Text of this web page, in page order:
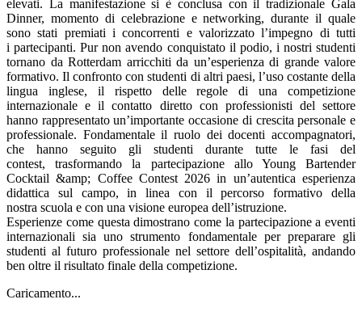
elevati. La manifestazione si è conclusa con il tradizionale Gala
Dinner, momento di celebrazione e networking, durante il quale
sono stati premiati i concorrenti e valorizzato l’impegno di tutti
i partecipanti. Pur non avendo conquistato il podio, i nostri studenti
tornano da Rotterdam arricchiti da un’esperienza di grande valore
formativo. Il confronto con studenti di altri paesi, l’uso costante della
lingua inglese, il rispetto delle regole di una competizione
internazionale e il contatto diretto con professionisti del settore
hanno rappresentato un’importante occasione di crescita personale e
professionale. Fondamentale il ruolo dei docenti accompagnatori,
che hanno seguito gli studenti durante tutte le fasi del
contest, trasformando la partecipazione allo Young Bartender
Cocktail &amp; Coffee Contest 2026 in un’autentica esperienza
didattica sul campo, in linea con il percorso formativo della
nostra scuola e con una visione europea dell’istruzione.
Esperienze come questa dimostrano come la partecipazione a eventi
internazionali sia uno strumento fondamentale per preparare gli
studenti al futuro professionale nel settore dell’ospitalità, andando
ben oltre il risultato finale della competizione.
Caricamento...